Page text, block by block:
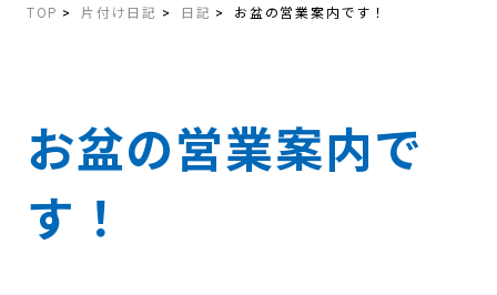
TOP 片付け日記 日記 お盆の営業案内です！
お盆の営業案内で
す！